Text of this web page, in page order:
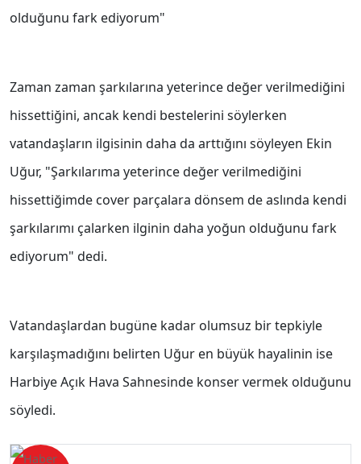
olduğunu fark ediyorum"
Zaman zaman şarkılarına yeterince değer verilmediğini
hissettiğini, ancak kendi bestelerini söylerken
vatandaşların ilgisinin daha da arttığını söyleyen Ekin
Uğur, "Şarkılarıma yeterince değer verilmediğini
hissettiğimde cover parçalara dönsem de aslında kendi
şarkılarımı çalarken ilginin daha yoğun olduğunu fark
ediyorum" dedi.
Vatandaşlardan bugüne kadar olumsuz bir tepkiyle
karşılaşmadığını belirten Uğur en büyük hayalinin ise
Harbiye Açık Hava Sahnesinde konser vermek olduğunu
söyledi.